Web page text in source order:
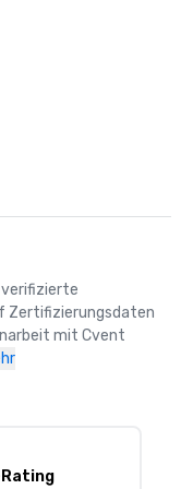
Zertifizierungsdaten
mit Cvent
Rating